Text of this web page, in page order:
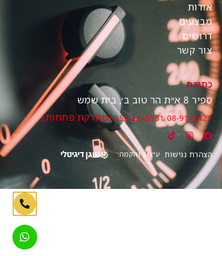
אודות
מבצעים
דרושים
צור קשר
כתובת
ספיר 8 א״ת הר טוב ב׳, בית שמש
08-9142121
053-2235931(מחלקת פחחות)
הצהרת נגישות עיצוב והקמה: